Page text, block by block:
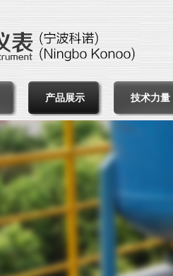
产品展示 技术力量